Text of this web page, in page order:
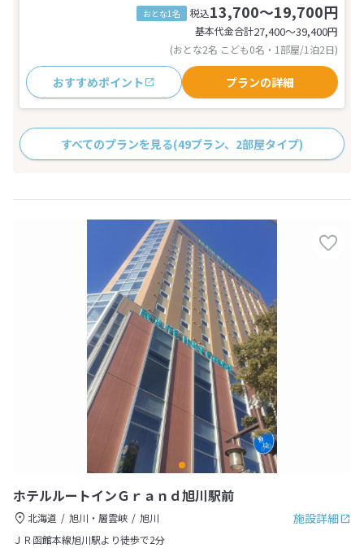
おとな1名 税込13,700～19,700円
基本代金合計27,400〜39,400円
(おとな2名 こども0名・1部屋/1泊2日)
おすすめポイント プランの詳細
すべてのプランを見る(49プラン、2部屋タイプ)
ホテルルートインＧｒａｎｄ旭川駅前
施設詳細
北海道 旭川・層雲峡
旭川
ＪＲ函館本線旭川駅より徒歩で2分